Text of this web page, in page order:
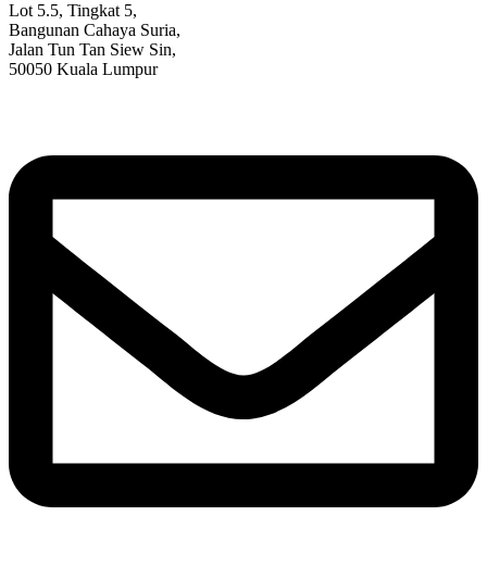
Lot 5.5, Tingkat 5,
Bangunan Cahaya Suria,
Jalan Tun Tan Siew Sin,
50050 Kuala Lumpur